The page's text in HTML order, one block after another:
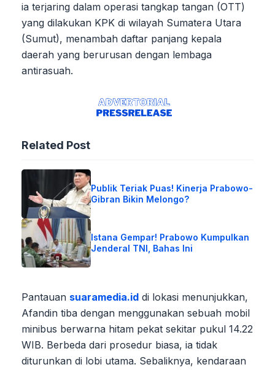
ia terjaring dalam operasi tangkap tangan (OTT)
yang dilakukan KPK di wilayah Sumatera Utara
(Sumut), menambah daftar panjang kepala
daerah yang berurusan dengan lembaga
antirasuah.
Related Post
Publik Teriak Puas! Kinerja Prabowo-
Gibran Bikin Melongo?
Istana Gempar! Prabowo Kumpulkan
Jenderal TNI, Bahas Ini
Pantauan suaramedia.id di lokasi menunjukkan,
Afandin tiba dengan menggunakan sebuah mobil
minibus berwarna hitam pekat sekitar pukul 14.22
WIB. Berbeda dari prosedur biasa, ia tidak
diturunkan di lobi utama. Sebaliknya, kendaraan